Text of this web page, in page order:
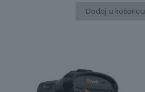
Dodaj u košaricu